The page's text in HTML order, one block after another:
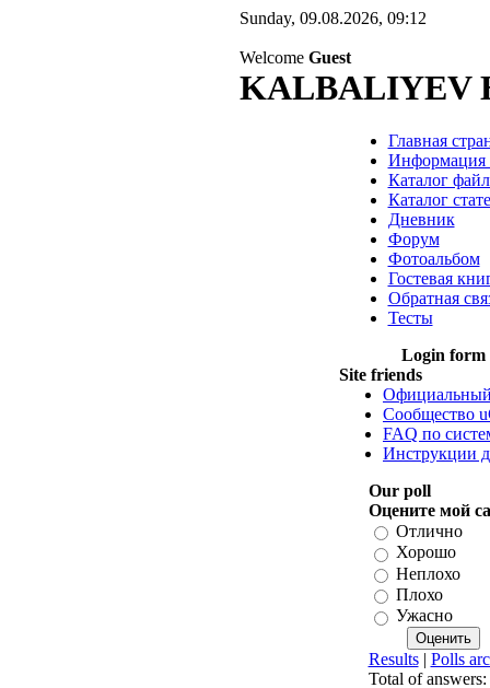
Sunday, 09.08.2026, 09:12
Welcome Guest
KALBALIYEV
Главная
Информация
Каталог
Каталог
Дневник
Форум
Фотоальбом
Гостевая
Обратная
Тесты
Login form
Site friends
Сообщество
FAQ по
Инструкции
Our poll
Оцените мой
Отлично
Хорошо
Неплохо
Плохо
Ужасно
Results| Polls
Total of answers: